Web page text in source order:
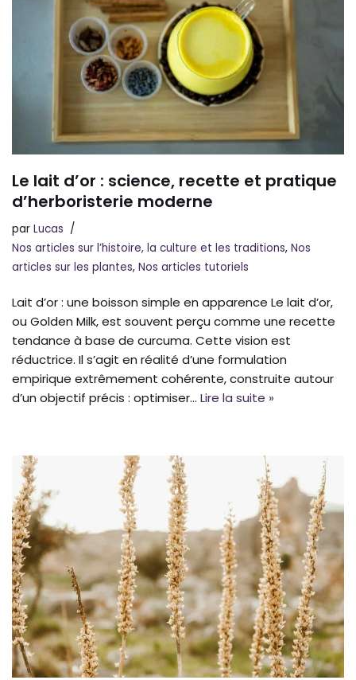
Le lait d’or : science, recette et pratique
d’herboristerie moderne
par Lucas
Nos articles sur l’histoire, la culture et les traditions, Nos
articles sur les plantes, Nos articles tutoriels
Lait d’or : une boisson simple en apparence Le lait d’or,
ou Golden Milk, est souvent perçu comme une recette
tendance à base de curcuma. Cette vision est
réductrice. Il s’agit en réalité d’une formulation
empirique extrêmement cohérente, construite autour
d’un objectif précis : optimiser… Lire la suite »